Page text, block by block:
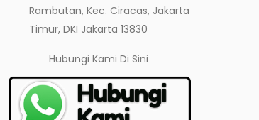
Rambutan, Kec. Ciracas, Jakarta
Timur, DKI Jakarta 13830
Hubungi KamiDi Sini